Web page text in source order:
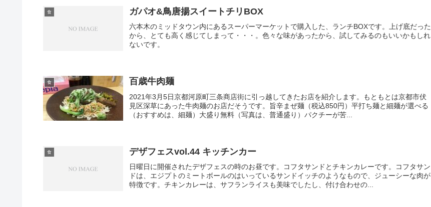
食 ガパオ&鳥唐揚スイートチリBOX
六本木のミッドタウン内にあるスーパーマーケットで購入した、ランチBOXです。上げ底だった
から、とても高く感じてしまって・・・。色々な味があったから、試してみるのもいいかもしれ
ないです。
食 百歳牛肉麺
2021年3月5日京都河原町三条商店街に引っ越してきたお店を紹介します。もともとは京都市伏
見区深草にあった牛肉麺のお店だそうです。旨辛まぜ麺（税込850円）平打ち麺と細麺が選べる
（おすすめは、細麺）大盛り無料（写真は、普通盛り）パクチーが苦...
食 デザフェスvol.44 キッチンカー
日曜日に開催されたデザフェスの時のお昼です。コフタサンドとチキンカレーです。コフタサン
ドは、エジプトのミートボールのはいっているサンドイッチのようなもので、ジューシーな肉が
特徴です。チキンカレーは、サフランライスも美味でしたし、付け合わせの...